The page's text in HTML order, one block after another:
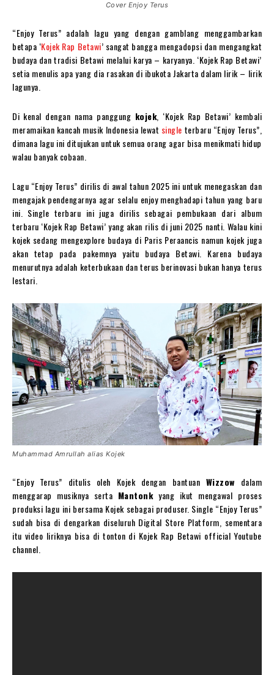
Cover Enjoy Terus
“Enjoy Terus” adalah lagu yang dengan gamblang menggambarkan
betapa ‘Kojek Rap Betawi’ sangat bangga mengadopsi dan mengangkat
budaya dan tradisi Betawi melalui karya – karyanya. ‘Kojek Rap Betawi’
setia menulis apa yang dia rasakan di ibukota Jakarta dalam lirik – lirik
lagunya.
Di kenal dengan nama panggung kojek, ‘Kojek Rap Betawi’ kembali
meramaikan kancah musik Indonesia lewat single terbaru “Enjoy Terus”,
dimana lagu ini ditujukan untuk semua orang agar bisa menikmati hidup
walau banyak cobaan.
Lagu “Enjoy Terus” dirilis di awal tahun 2025 ini untuk menegaskan dan
mengajak pendengarnya agar selalu enjoy menghadapi tahun yang baru
ini. Single terbaru ini juga dirilis sebagai pembukaan dari album
terbaru ‘Kojek Rap Betawi’ yang akan rilis di juni 2025 nanti. Walau kini
kojek sedang mengexplore budaya di Paris Peraancis namun kojek juga
akan tetap pada pakemnya yaitu budaya Betawi. Karena budaya
menurutnya adalah keterbukaan dan terus berinovasi bukan hanya terus
lestari.
Muhammad Amrullah alias Kojek
“Enjoy Terus” ditulis oleh Kojek dengan bantuan Wizzow dalam
menggarap musiknya serta Mantonkyang ikut mengawal proses
produksi lagu ini bersama Kojek sebagai produser. Single “Enjoy Terus”
sudah bisa di dengarkan diseluruh Digital Store Platform, sementara
itu video liriknya bisa di tonton di Kojek Rap Betawi official Youtube
channel.